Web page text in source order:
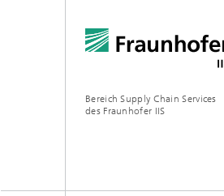
Bereich Supply Chain Services
des Fraunhofer IIS